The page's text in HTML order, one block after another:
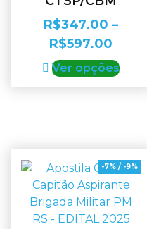
R$347.00 –
R$597.00
Ver opções
-7% / -9%